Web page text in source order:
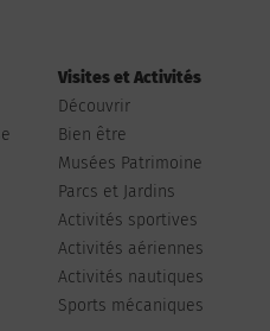
Visites et Activités
Découvrir
Bien être
Musées Patrimoine
Parcs et Jardins
Activités sportives
Activités aériennes
Activités nautiques
Sports mécaniques